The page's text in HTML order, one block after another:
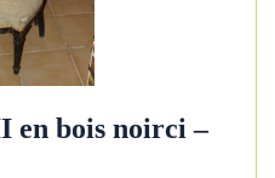
en bois noirci –